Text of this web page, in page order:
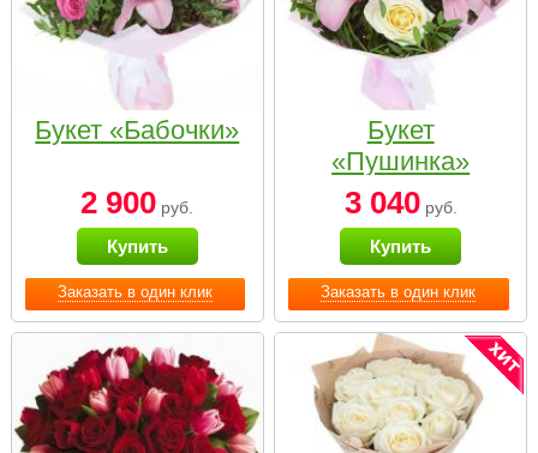
Заказать в один клик
Букет «Бабочки»
2 900 руб.
Купить
Заказать в один клик
Букет
«Пушинка»
3 040руб.
Купить